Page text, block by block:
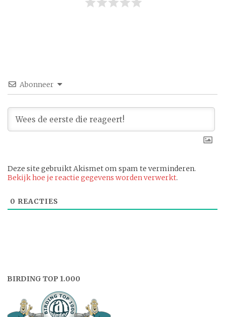
Abonneer
Deze site gebruikt Akismet om spam te verminderen.
Bekijk hoe je reactie gegevens worden verwerkt.
0 REACTIES
BIRDING TOP 1.000